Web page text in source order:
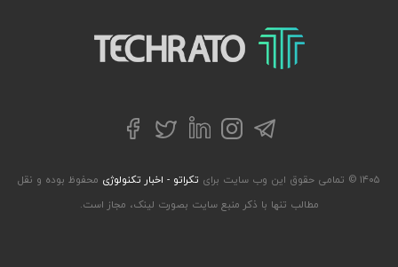
تکراتو – زندگی با تکنولوژی
تلگراماینستاگرام
لینکداینتوییترفیسبوک
۱۴۰۵ © تمامی حقوق این وب سایت برای تکراتو - اخبار تکنولوژی محفوظ بوده و نقل
مطالب تنها با ذکر منبع سایت بصورت لینک، مجاز است.